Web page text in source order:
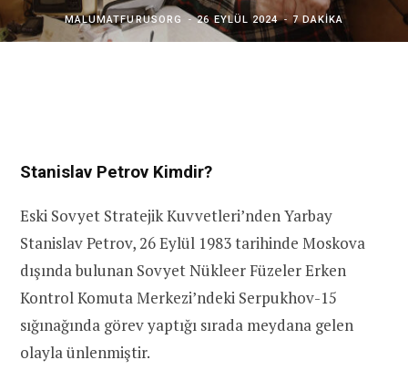
MALUMATFURUSORG 26 EYLÜL 2024 7 DAKIKA
Stanislav Petrov Kimdir?
Eski Sovyet Stratejik Kuvvetleri’nden Yarbay
Stanislav Petrov, 26 Eylül 1983 tarihinde Moskova
dışında bulunan Sovyet Nükleer Füzeler Erken
Kontrol Komuta Merkezi’ndeki Serpukhov-15
sığınağında görev yaptığı sırada meydana gelen
olayla ünlenmiştir.